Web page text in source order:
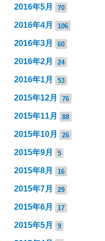
2016年5月 70
2016年4月 106
2016年3月 60
2016年2月 24
2016年1月 53
2015年12月 76
2015年11月 88
2015年10月 26
2015年9月 5
2015年8月 16
2015年7月 29
2015年6月 17
2015年5月 9